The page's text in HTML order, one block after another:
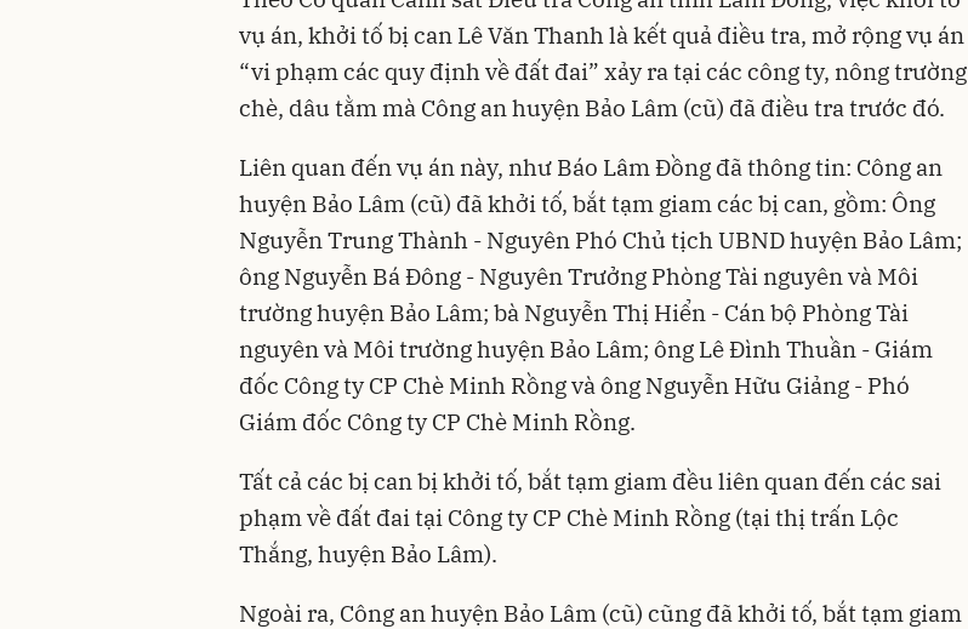
vụ án, khởi tố bị can Lê Văn Thanh là kết quả điều tra, mở rộng vụ án
“vi phạm các quy định về đất đai” xảy ra tại các công ty, nông trường
chè, dâu tằm mà Công an huyện Bảo Lâm (cũ) đã điều tra trước đó.
Liên quan đến vụ án này, như Báo Lâm Đồng đã thông tin: Công an
huyện Bảo Lâm (cũ) đã khởi tố, bắt tạm giam các bị can, gồm: Ông
Nguyễn Trung Thành - Nguyên Phó Chủ tịch UBND huyện Bảo Lâm;
ông Nguyễn Bá Đông - Nguyên Trưởng Phòng Tài nguyên và Môi
trường huyện Bảo Lâm; bà Nguyễn Thị Hiển - Cán bộ Phòng Tài
nguyên và Môi trường huyện Bảo Lâm; ông Lê Đình Thuần - Giám
đốc Công ty CP Chè Minh Rồng và ông Nguyễn Hữu Giảng - Phó
Giám đốc Công ty CP Chè Minh Rồng.
Tất cả các bị can bị khởi tố, bắt tạm giam đều liên quan đến các sai
phạm về đất đai tại Công ty CP Chè Minh Rồng (tại thị trấn Lộc
Thắng, huyện Bảo Lâm).
Ngoài ra, Công an huyện Bảo Lâm (cũ) cũng đã khởi tố, bắt tạm giam